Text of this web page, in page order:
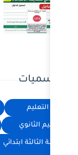
منصة توظيف
concours.onec.dz
اخبار الجزائر
التعليم المتوسط
السنة الثانية